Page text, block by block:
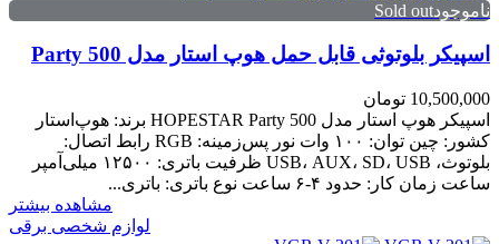
ناموجودSold out
اسپیکر بلوتوثی قابل حمل هوپ استار مدل Party 500
10,500,000 تومان
اسپیکر هوپ استار مدل HOPESTAR Party 500 برند: هوپ‌استار
کشور: چین توان: ۱۰۰ وات نور پس‌زمینه: RGB رابط اتصال:
بلوتوث، USB، AUX، SD، USB ظرفیت باتری: ۱۲۵۰۰ میلی‌آمپر
ساعت زمان کار: حدود ۴-۶ ساعت نوع باتری: باتری...
مشاهده بیشتر
لوازم شخصی برقی